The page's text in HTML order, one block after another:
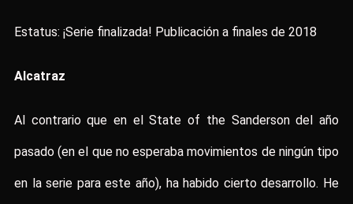
Estatus: ¡Serie finalizada! Publicación a finales de 2018
Alcatraz
Al contrario que en el State of the Sanderson del año
pasado (en el que no esperaba movimientos de ningún tipo
en la serie para este año), ha habido cierto desarrollo. He